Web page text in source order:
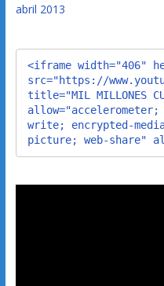
abril 2013
<iframe width="406"
src="https://
title="MIL MILLONES
write; encrypted-
picture; web-share"